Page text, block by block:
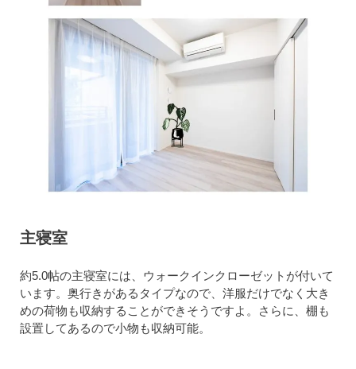
主寝室
約5.0帖の主寝室には、ウォークインクローゼットが付いて
います。奥行きがあるタイプなので、洋服だけでなく大き
めの荷物も収納することができそうですよ。さらに、棚も
設置してあるので小物も収納可能。